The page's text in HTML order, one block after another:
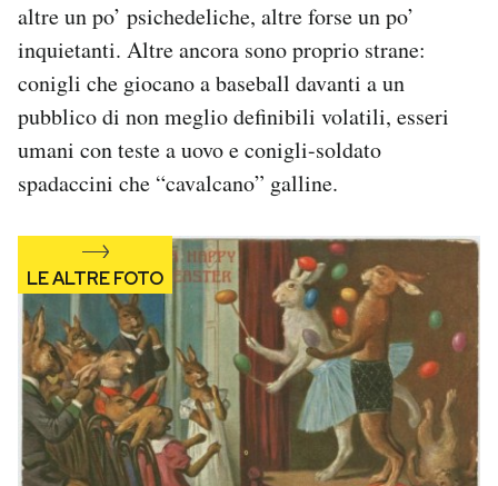
altre un po’ psichedeliche, altre forse un po’
inquietanti. Altre ancora sono proprio strane:
conigli che giocano a baseball davanti a un
pubblico di non meglio definibili volatili, esseri
umani con teste a uovo e conigli-soldato
spadaccini che “cavalcano” galline.